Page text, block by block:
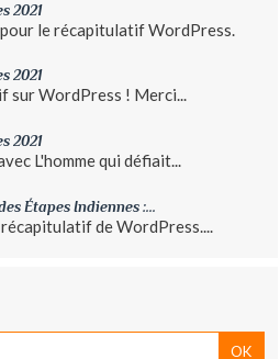
2021
le récapitulatif WordPress.
2021
sur WordPress ! Merci...
2021
L'homme qui défiait...
Étapes Indiennes :...
de WordPress....